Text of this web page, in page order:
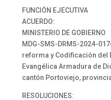
FUNCIÓN EJECUTIVA
ACUERDO:
MINISTERIO DE GOBIERNO
MDG-SMS-DRMS-2024-
reforma y Codificación del
Evangélica Armadura de
cantón Portoviejo,
RESOLUCIONES: